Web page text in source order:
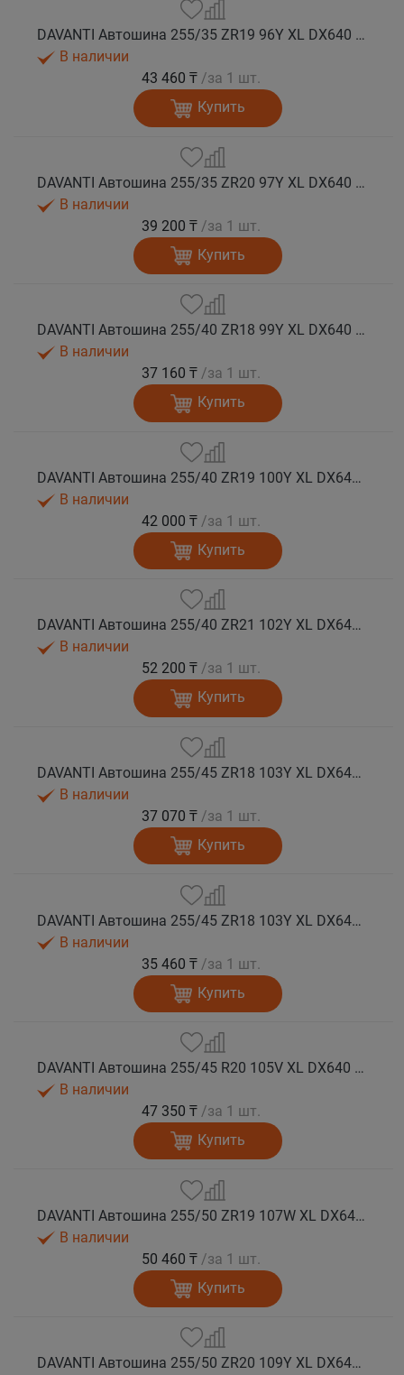
DAVANTI Автошина 255/35 ZR19 96Y XL DX640 RPR лето (Таиланд)
В наличии
43 460 ₸ /за 1 шт.
Купить
DAVANTI Автошина 255/35 ZR20 97Y XL DX640 RPR лето
В наличии
39 200 ₸ /за 1 шт.
Купить
DAVANTI Автошина 255/40 ZR18 99Y XL DX640 RPR лето (Таиланд)
В наличии
37 160 ₸ /за 1 шт.
Купить
DAVANTI Автошина 255/40 ZR19 100Y XL DX640 RPR лето
В наличии
42 000 ₸ /за 1 шт.
Купить
DAVANTI Автошина 255/40 ZR21 102Y XL DX640 RPR лето
В наличии
52 200 ₸ /за 1 шт.
Купить
DAVANTI Автошина 255/45 ZR18 103Y XL DX640 RPR лето (Таиланд)
В наличии
37 070 ₸ /за 1 шт.
Купить
DAVANTI Автошина 255/45 ZR18 103Y XL DX640 RPR лето
В наличии
35 460 ₸ /за 1 шт.
Купить
DAVANTI Автошина 255/45 R20 105V XL DX640 RPR лето (Таиланд)
В наличии
47 350 ₸ /за 1 шт.
Купить
DAVANTI Автошина 255/50 ZR19 107W XL DX640 RPR лето (Таиланд)
В наличии
50 460 ₸ /за 1 шт.
Купить
DAVANTI Автошина 255/50 ZR20 109Y XL DX640 RPR лето (Таиланд)